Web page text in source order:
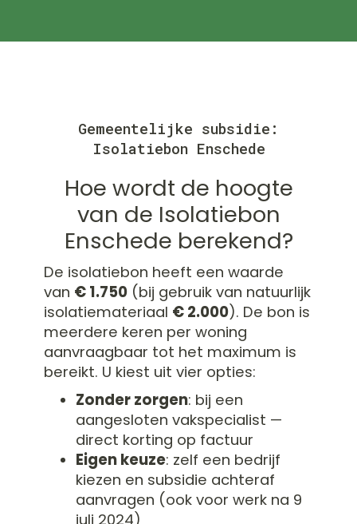
Gemeentelijke subsidie:
Isolatiebon Enschede
Hoe wordt de hoogte
van de Isolatiebon
Enschede berekend?
De isolatiebon heeft een waarde
van € 1.750 (bij gebruik van natuurlijk
isolatiemateriaal € 2.000). De bon is
meerdere keren per woning
aanvraagbaar tot het maximum is
bereikt. U kiest uit vier opties:
Zonder zorgen: bij een
aangesloten vakspecialist —
direct korting op factuur
Eigen keuze: zelf een bedrijf
kiezen en subsidie achteraf
aanvragen (ook voor werk na 9
juli 2024)